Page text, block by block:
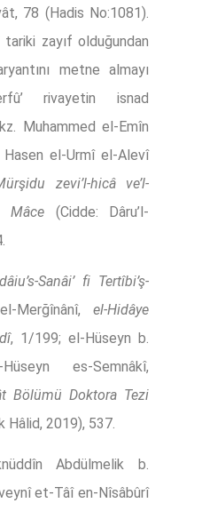
78 (Hadis No:1081).
zayıf olduğundan
metne almayı
rivayetin isnad
Muhammed el-Emîn
el-Urmî el-Alevî
zevi’l-hicâ ve’l-
Mâce (Cidde: Dâru’l-
Sanâi’ fi Tertîbi’ş-
Merğînânî, el-Hidâye
, 1/199; el-Hüseyn b.
es-Semnâkî,
Bölümü Doktora Tezi
Hâlid, 2019), 537.
Abdülmelik b.
et-Tâî en-Nîsâbûrî